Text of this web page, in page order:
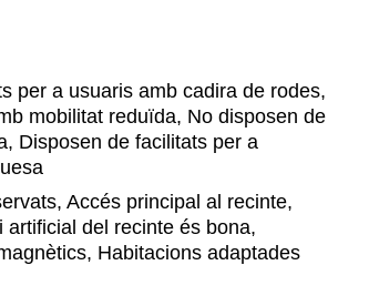
per a usuaris amb cadira de rodes,
mobilitat reduïda, No disposen de
Disposen de facilitats per a
Accés principal al recinte,
artificial del recinte és bona,
Habitacions adaptades